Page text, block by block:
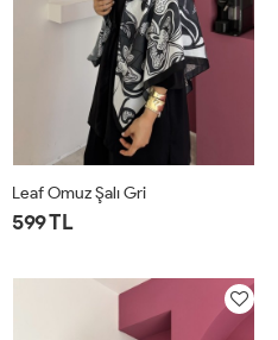
Leaf Omuz Şalı Gri
599 TL